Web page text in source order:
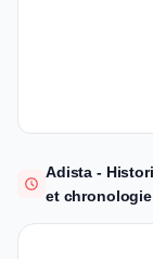
Adista -
et